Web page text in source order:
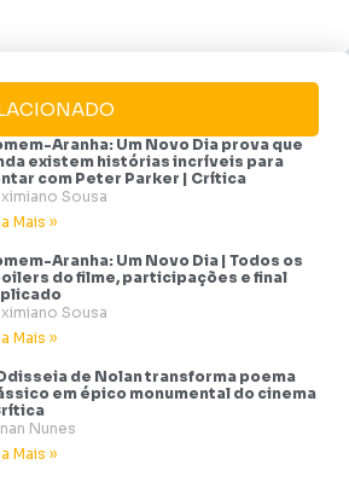
Aranha: Um Novo Dia prova que
existem histórias incríveis para
com Peter Parker | Crítica
Sousa
Mais »
Aranha: Um Novo Dia | Todos os
do filme, participações e final
Sousa
Mais »
de Nolan transforma poema
em épico monumental do cinema
Nunes
Mais »